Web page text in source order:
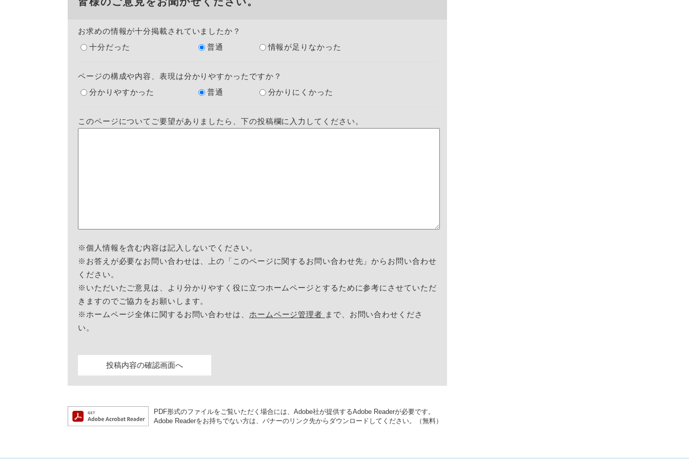
お求めの情報が十分掲載されていましたか？
十分だった
普通 情報が足りなかった
ページの構成や内容、表現は分かりやすかったですか？
分かりやすかった
普通 分かりにくかった
このページについてご要望がありましたら、下の投稿欄に入力してください。
※個人情報を含む内容は記入しないでください。
※お答えが必要なお問い合わせは、上の「このページに関するお問い合わせ先」からお問い合わせ
ください。
※いただいたご意見は、より分かりやすく役に立つホームページとするために参考にさせていただ
きますのでご協力をお願いします。
※ホームページ全体に関するお問い合わせは、 ホームページ管理者 まで、お問い合わせくださ
い。
PDF形式のファイルをご覧いただく場合には、Adobe社が提供するAdobe Readerが必要です。
Adobe Readerをお持ちでない方は、バナーのリンク先からダウンロードしてください。（無料）